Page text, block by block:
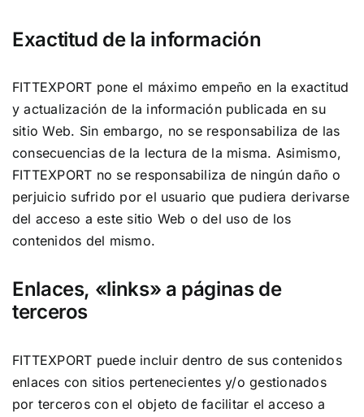
Exactitud de la información
FITTEXPORT pone el máximo empeño en la exactitud
y actualización de la información publicada en su
sitio Web. Sin embargo, no se responsabiliza de las
consecuencias de la lectura de la misma. Asimismo,
FITTEXPORT no se responsabiliza de ningún daño o
perjuicio sufrido por el usuario que pudiera derivarse
del acceso a este sitio Web o del uso de los
contenidos del mismo.
Enlaces, «links» a páginas de
terceros
FITTEXPORT puede incluir dentro de sus contenidos
enlaces con sitios pertenecientes y/o gestionados
por terceros con el objeto de facilitar el acceso a